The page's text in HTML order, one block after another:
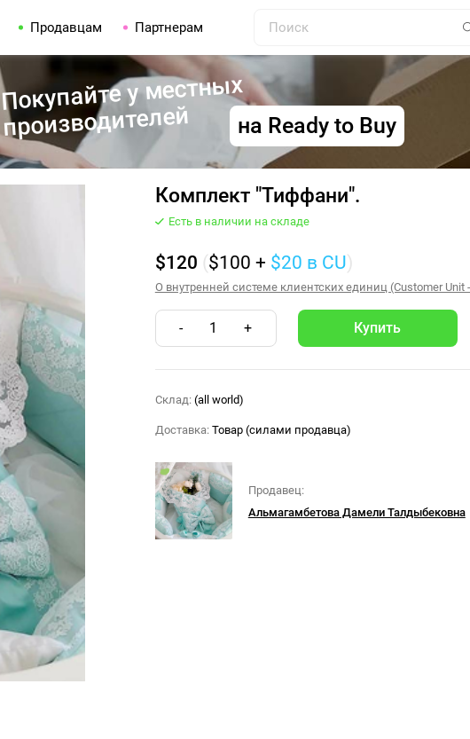
Продавцам Партнерам
Покупайте у местных
производителей на Ready to Buy
Комплект "Тиффани".
Есть в наличии на складе
$120 ($100 + $20 в CU)
О внутренней системе клиентских единиц (Customer Unit
- 1 +
Склад: (all world)
Доставка: Товар (силами продавца)
Продавец:
Альмагамбетова Дамели Талдыбековна